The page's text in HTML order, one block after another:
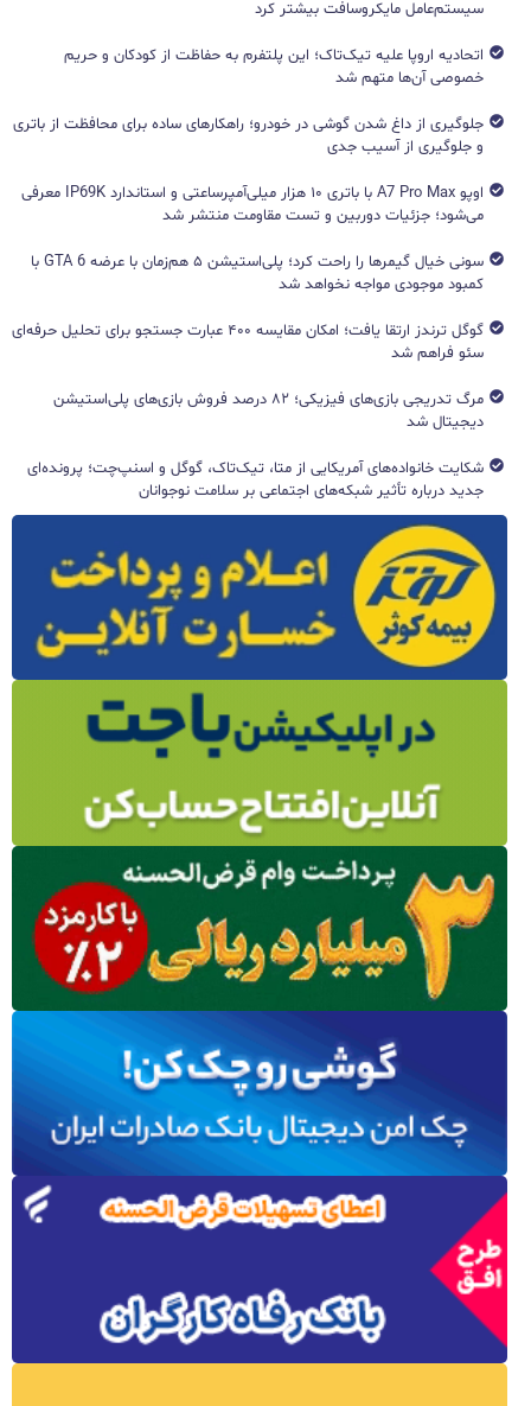
سیستم‌عامل مایکروسافت بیشتر کرد
اتحادیه اروپا علیه تیک‌تاک؛ این پلتفرم به حفاظت از کودکان و حریم
خصوصی آن‌ها متهم شد
جلوگیری از داغ شدن گوشی در خودرو؛ راهکارهای ساده برای محافظت از باتری
و جلوگیری از آسیب جدی
اوپو A7 Pro Max با باتری ۱۰ هزار میلی‌آمپرساعتی و استاندارد IP69K معرفی
می‌شود؛ جزئیات دوربین و تست مقاومت منتشر شد
سونی خیال گیمرها را راحت کرد؛ پلی‌استیشن ۵ هم‌زمان با عرضه GTA 6 با
کمبود موجودی مواجه نخواهد شد
گوگل ترندز ارتقا یافت؛ امکان مقایسه ۴۰۰ عبارت جستجو برای تحلیل حرفه‌ای
سئو فراهم شد
مرگ تدریجی بازی‌های فیزیکی؛ ۸۲ درصد فروش بازی‌های پلی‌استیشن
دیجیتال شد
شکایت خانواده‌های آمریکایی از متا، تیک‌تاک، گوگل و اسنپ‌چت؛ پرونده‌ای
جدید درباره تأثیر شبکه‌های اجتماعی بر سلامت نوجوانان